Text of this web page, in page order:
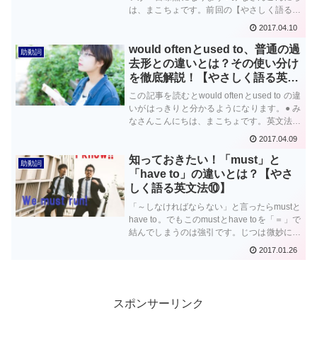
は、まこちょです。前回の【やさしく語る英
文法⑰】で、used toとwould often、普通の
し...
2017.04.10
助動詞
would oftenとused to、普通の過
去形との違いとは？その使い分け
を徹底解説！【やさしく語る英文
法⑰】
この記事を読むとwould oftenとused to の違
いがはっきりと分かるようになります。● み
なさんこんにちは、まこちょです。英文法を
学習する過程に「助動詞」の単元があると思
toとwoul...
2017.04.09
助動詞
知っておきたい！「must」と
「have to」の違いとは？【やさ
しく語る英文法⑩】
「～しなければならない」と言ったらmustと
have to。でもこのmustとhave toを「＝」で
結んでしまうのは強引です。じつは微妙にニ
ュアンスが違うこの２つ、ぜひ理解して英作
2017.01.26
スポンサーリンク